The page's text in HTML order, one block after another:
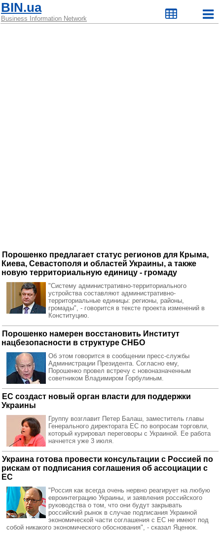
BIN.ua
Business Information Network
Порошенко предлагает статус регионов для Крыма,
Киева, Севастополя и областей Украины, а также
новую территориальную единицу - громаду
"Систему административно-территориального
устройства составляют административно-
территориальные единицы: регионы, районы,
громады", - говорится в тексте проекта изменений в
Конституцию.
Порошенко намерен восстановить Институт
нацбезопасности в структуре СНБО
Об этом говорится в сообщении пресс-службы
Администрации Президента. Согласно ему,
Порошенко провел встречу с новоназначенным
советником Владимиром Горбулиным.
ЕС создаст новый орган власти для поддержки
Украины
Группу возглавит Петер Балаш, заместитель главы
Генерального директората ЕС по вопросам торговли,
который курировал переговоры с Украиной. Ее работа
начнется уже 3 июля.
Украина готова провести консультации с Россией по
рискам от подписания соглашения об ассоциации с
ЕС
"Россия как всегда очень нервно реагирует на любую
евроинтеграцию Украины, и заявления российского
руководства о том, что они будут закрывать
российский рынок в случае подписания Украиной
экономической части соглашения с ЕС не имеют под
собой никакого экономического обоснования", - сказал Яценюк.